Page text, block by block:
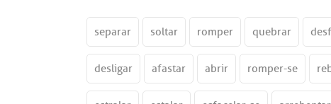
separar soltar romper quebrar
desligar afastar abrir romper-se